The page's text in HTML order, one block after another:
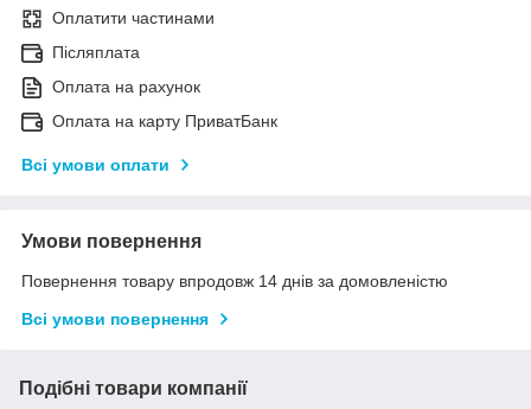
Оплатити частинами
Післяплата
Оплата на рахунок
Оплата на карту ПриватБанк
Всі умови оплати
Умови повернення
Повернення товару впродовж 14 днів за домовленістю
Всі умови повернення
Подібні товари компанії